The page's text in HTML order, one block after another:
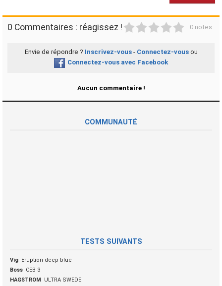
0 Commentaires : réagissez ! 0 notes
Envie de répondre ? Inscrivez-vous- Connectez-vousou
Connectez-vous avec Facebook
Aucun commentaire !
COMMUNAUTÉ
TESTS SUIVANTS
Vig Eruption deep blue
Boss CEB 3
HAGSTROM
ULTRA SWEDE